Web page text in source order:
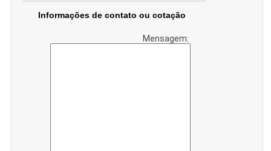
Informações de contato ou cotação
Mensagem: